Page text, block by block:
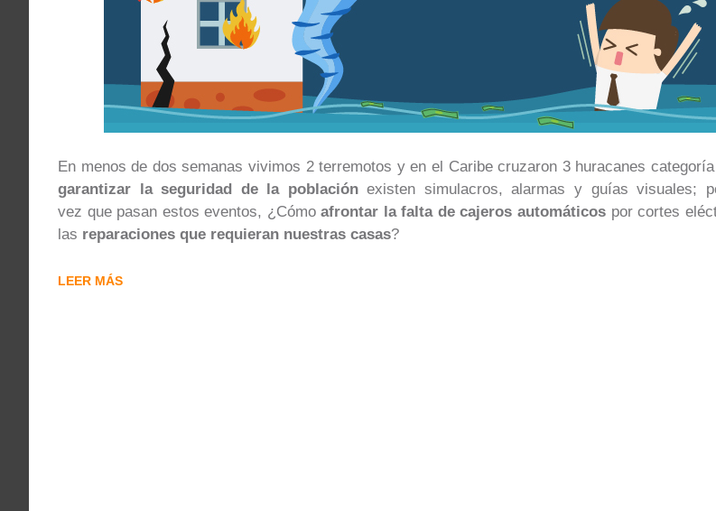
En menos de dos semanas vivimos 2 terremotos y en el Caribe cruzaron 3 huracanes
garantizar la seguridad de la poblaciónexisten simulacros, alarmas y guías visuales;
vez que pasan estos eventos, ¿Cómoafrontar la falta de cajeros automáticos por cortes
las reparaciones que requieran nuestras casas?
LEER MÁS